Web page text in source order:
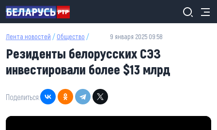
Перейти к основному содержанию
Лента новостей / Общество / 9 января 2025 09:58
Резиденты белорусских СЭЗ
инвестировали более $13 млрд
Поделиться: